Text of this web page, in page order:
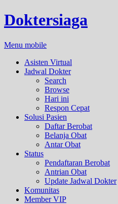
Doktersiaga
Menu mobile
Asisten Virtual
Jadwal Dokter
Search
Browse
Hari ini
Respon Cepat
Solusi Pasien
Daftar Berobat
Belanja Obat
Antar Obat
Status
Pendaftaran Berobat
Antrian Obat
Update Jadwal Dokter
Komunitas
Member VIP